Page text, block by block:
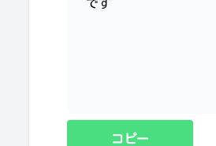
コピー